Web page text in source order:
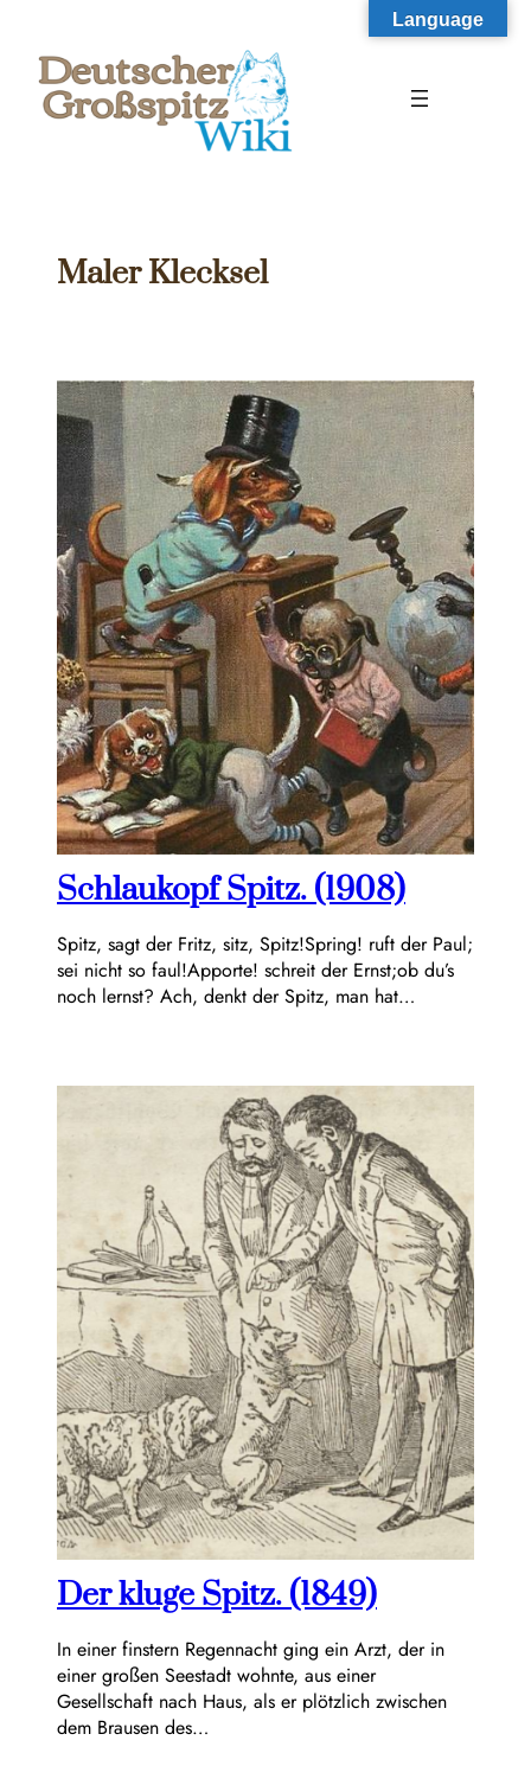
springen
Maler Klecksel
Schlaukopf Spitz. (1908)
Spitz, sagt der Fritz, sitz, Spitz!Spring! ruft der Paul;
sei nicht so faul!Apporte! schreit der Ernst;ob du’s
noch lernst? Ach, denkt der Spitz, man hat…
Der kluge Spitz. (1849)
In einer finstern Regennacht ging ein Arzt, der in
einer großen Seestadt wohnte, aus einer
Gesellschaft nach Haus, als er plötzlich zwischen
dem Brausen des…
Language